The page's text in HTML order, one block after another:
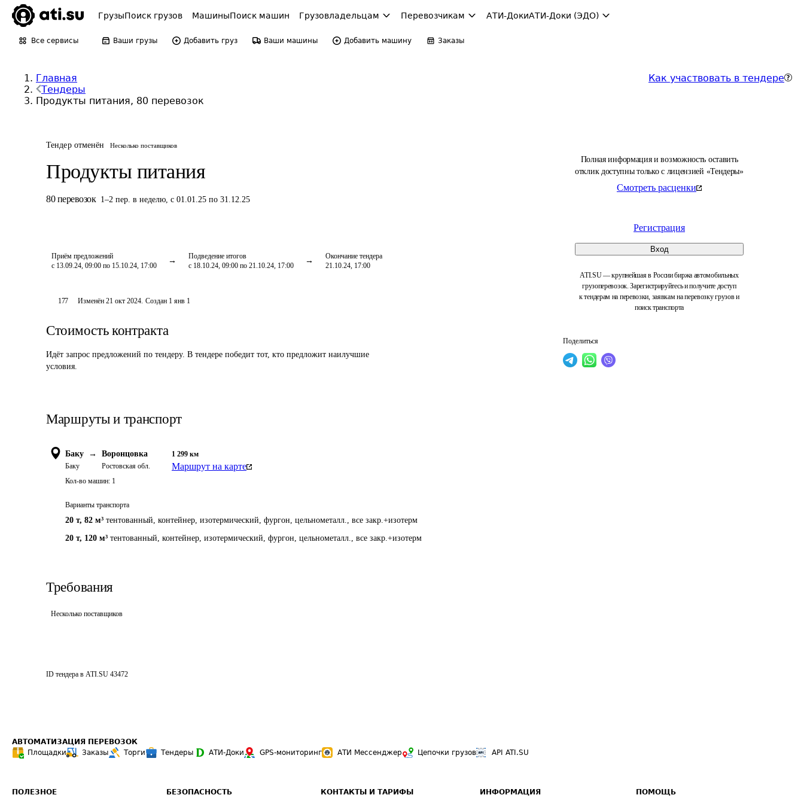
ГрузыПоиск грузов МашиныПоиск машин Грузовладельцам Перевозчикам АТИ-ДокиАТИ-Доки (ЭДО)
Все сервисы Ваши грузы Добавить груз Ваши машины Добавить машину Заказы
Главная
Тендеры
Продукты питания, 80 перевозок
Как участвовать в тендере
Тендер отменён Несколько поставщиков
Продукты питания
80 перевозок 1–2 пер. в неделю, с 01.01.25 по 31.12.25
Приём предложений
с 13.09.24, 09:00 по 15.10.24, 17:00
Подведение итогов
с 18.10.24, 09:00 по 21.10.24, 17:00
Окончание тендера
21.10.24, 17:00
Полная информация и возможность оставить
отклик доступны только с лицензией «Тендеры»
Смотреть расценки
Регистрация
Вход
ATI.SU — крупнейшая в России биржа автомобильных
грузоперевозок. Зарегистрируйтесь и получите доступ
к тендерам на перевозки, заявкам на перевозку грузов и
поиск транспорта
Поделиться
177 Изменён21 окт 2024. Создан 1 янв 1
Стоимость контракта
Идёт запрос предложений по тендеру. В тендере победит тот, кто предложит наилучшие
условия.
Маршруты и транспорт
Баку →
Баку
Воронцовка
Ростовская обл.
1 299 км
Маршрут на карте
Кол-во машин: 1
Варианты транспорта
20 т, 82 м³ тентованный, контейнер, изотермический, фургон, цельнометалл., все закр.+изотерм
20 т, 120 м³ тентованный, контейнер, изотермический, фургон, цельнометалл., все закр.+изотерм
Требования
Несколько поставщиков
ID тендера в ATI.SU 43472
АВТОМАТИЗАЦИЯ ПЕРЕВОЗОК
Площадки
Заказы Торги Тендеры АТИ-Доки GPS-мониторинг АТИ Мессенджер Цепочки грузов API ATI.SU
ПОЛЕЗНОЕ БЕЗОПАСНОСТЬ КОНТАКТЫ И ТАРИФЫ ИНФОРМАЦИЯ ПОМОЩЬ